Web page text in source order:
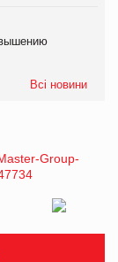
Всі новини